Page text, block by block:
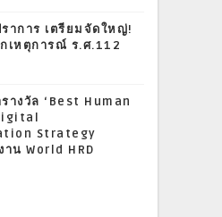
าการ เตรียมจัดใหญ่!
เหตุการณ์ ร.ศ.112
างวัล ‘Best Human
Strategy
าน World HRD